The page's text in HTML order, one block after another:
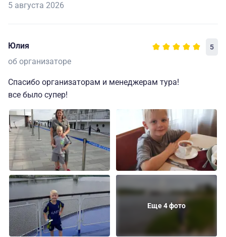
5 августа 2026
Юлия 5
об организаторе
Спасибо организаторам и менеджерам тура!
все было супер!
Еще 4 фото